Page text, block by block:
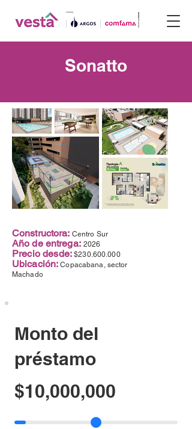
Sonatto
Constructora: Centro Sur
Año de entrega: 2026
Precio desde: $230.600.000
Ubicación: Copacabana, sector
Machado
Monto del
préstamo
$10,000,000